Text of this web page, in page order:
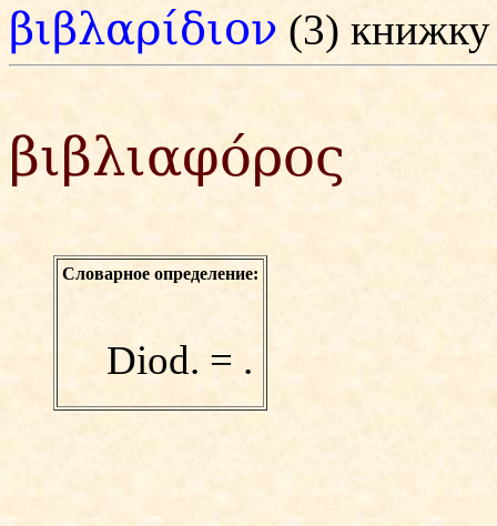
βιβλαρίδιον (3)
βιβλιαφόρος
Словарное определение:
Diod. = .